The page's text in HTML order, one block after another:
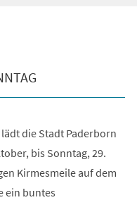
die Stadt Paderborn
bis Sonntag, 29.
Kirmesmeile auf dem
ein buntes